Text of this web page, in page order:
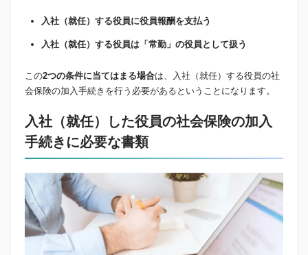
入社（就任）する役員に役員報酬を支払う
入社（就任）する役員は「常勤」の役員として扱う
この2つの条件に当てはまる場合は、入社（就任）する役員の社
会保険の加入手続きを行う必要があるということになります。
入社（就任）した役員の社会保険の加入
手続きに必要な書類